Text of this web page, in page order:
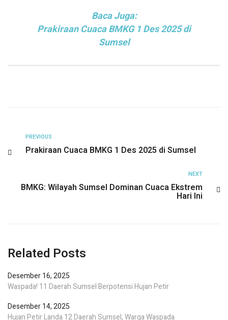
Baca Juga:
Prakiraan Cuaca BMKG 1 Des 2025 di
Sumsel
PREVIOUS
Prakiraan Cuaca BMKG 1 Des 2025 di Sumsel
NEXT
BMKG: Wilayah Sumsel Dominan Cuaca Ekstrem
Hari Ini
Related Posts
Desember 16, 2025
Waspada! 11 Daerah Sumsel Berpotensi Hujan Petir
Desember 14, 2025
Hujan Petir Landa 12 Daerah Sumsel, Warga Waspada